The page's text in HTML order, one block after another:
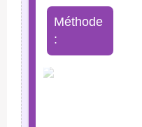
Méthode
: